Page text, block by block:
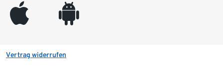
appleinc android
Vertrag widerrufen